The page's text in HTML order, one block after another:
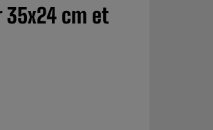
35x24 cm et